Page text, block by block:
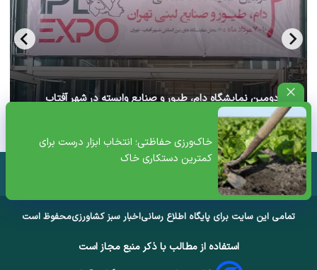
خاک‌ورزی حفاظتی؛ انتخاب ابزار درست برای
کمترین دستکاری خاک
آغاز دومین نمایشگاه دام، طیور و صنایع وابسته در شهر آفتاب
تهران+ ویدئو
تمامی این سایت برای پایگاه اطلاع رسانیاخبار سبز کشاورزیمحفوظ است
استفاده از مطالب با ذکر منبع مجاز است